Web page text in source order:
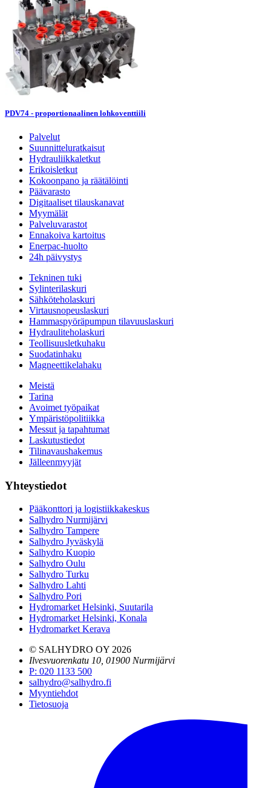
PDV74 - proportionaalinen lohkoventtiili
Palvelut
Suunnitteluratkaisut
Hydrauliikkaletkut
Erikoisletkut
Kokoonpano ja räätälöinti
Päävarasto
Digitaaliset tilauskanavat
Myymälät
Palveluvarastot
Ennakoiva kartoitus
Enerpac-huolto
24h päivystys
Tekninen tuki
Sylinterilaskuri
Sähköteholaskuri
Virtausnopeuslaskuri
Hammaspyöräpumpun tilavuuslaskuri
Hydrauliteholaskuri
Teollisuusletkuhaku
Suodatinhaku
Magneettikelahaku
Meistä
Tarina
Avoimet työpaikat
Ympäristöpolitiikka
Messut ja tapahtumat
Laskutustiedot
Tilinavaushakemus
Jälleenmyyjät
Yhteystiedot
Pääkonttori ja logistiikkakeskus
Salhydro Nurmijärvi
Salhydro Tampere
Salhydro Jyväskylä
Salhydro Kuopio
Salhydro Oulu
Salhydro Turku
Salhydro Lahti
Salhydro Pori
Hydromarket Helsinki, Suutarila
Hydromarket Helsinki, Konala
Hydromarket Kerava
© SALHYDRO OY 2026
Ilvesvuorenkatu 10, 01900 Nurmijärvi
P: 020 1133 500
salhydro@salhydro.fi
Myyntiehdot
Tietosuoja